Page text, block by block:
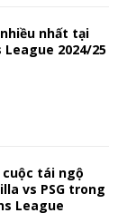
nhất tại
League 2024/25
cuộc tái ngộ
vs PSG trong
League